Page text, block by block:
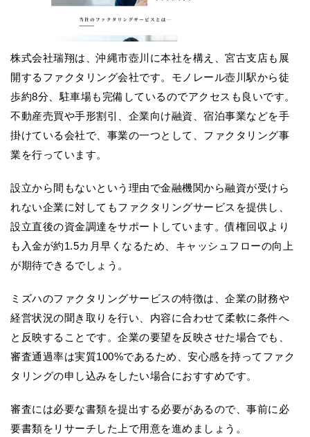
株式会社瑞翔は、沖縄市壺川に本社を構え、宮古支店も展
開するファクタリング会社です。モノレール壺川駅から徒
歩約8分、駐車場も完備しているのでアクセスも良いです。
不動産売買や手形割引、企業向け融資、宿泊事業などを手
掛けている会社で、事業の一つとして、ファクタリング事
業を行っています。
設立から間もないという理由で金融機関から融資が受けら
れない企業に対してもファクタリングサービスを提供し、
設立直後の資金調達をサポートしています。債権回収より
も入金が約1.5カ月早くなるため、キャッシュフローの向上
が期待できるでしょう。
ミズハのファクタリングサービスの特徴は、企業の財務や
経営状況の聞き取りを行い、内容に合わせて柔軟に条件へ
と反映することです。企業の要望を反映させた場合でも、
審査通過率は実質100%であるため、安心感を持ってファク
タリングの申し込みをしたい場合におすすめです。
審査には必要な書類を提出する必要があるので、事前に必
要書類をリサーチした上で用意を進めましょう。